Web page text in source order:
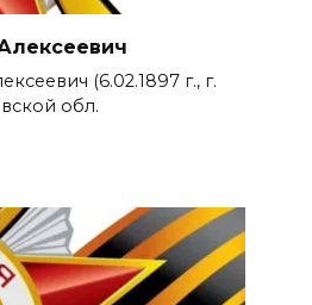
(6.02.1897 г., г.
обл.